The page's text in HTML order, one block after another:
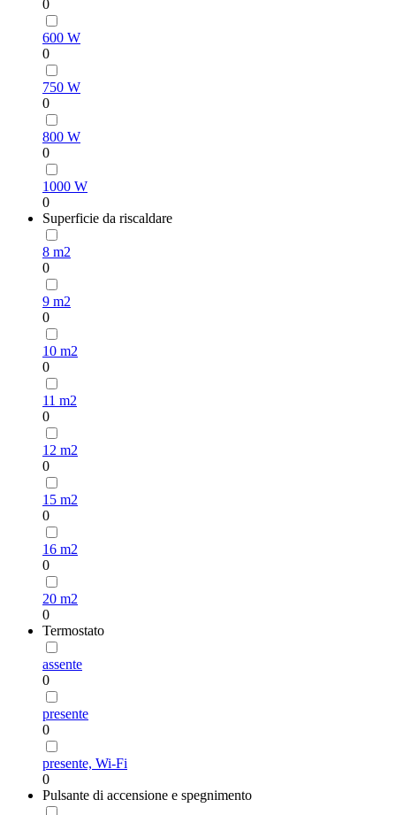
0
600 W
0
750 W
0
800 W
0
1000 W
0
Superficie da riscaldare
8 m2
0
9 m2
0
10 m2
0
11 m2
0
12 m2
0
15 m2
0
16 m2
0
20 m2
0
Termostato
assente
0
presente
0
presente, Wi-Fi
0
Pulsante di accensione e spegnimento